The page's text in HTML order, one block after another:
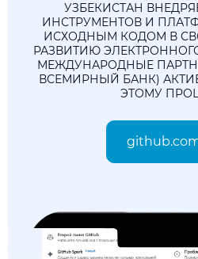
УЗБЕКИСТАН
ИНСТРУМЕНТОВ И
ИСХОДНЫМ КОДОМ В
РАЗВИТИЮ
МЕЖДУНАРОДНЫЕ
ВСЕМИРНЫЙ БАНК)
ЭТОМУ